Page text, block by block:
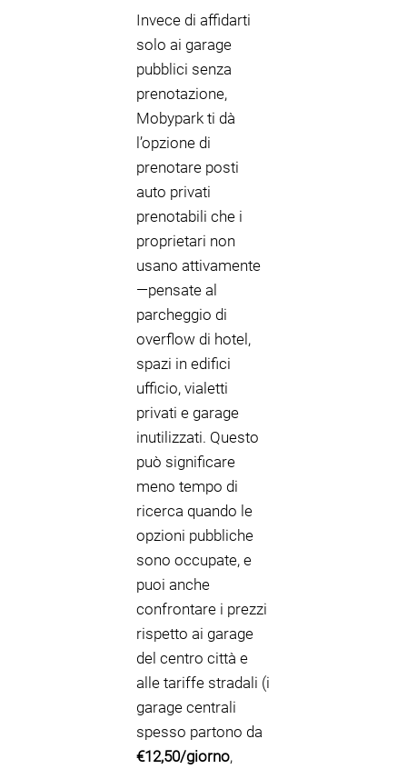
Invece di affidarti
solo ai garage
pubblici senza
prenotazione,
Mobypark ti dà
l’opzione di
prenotare posti
auto privati
prenotabili che i
proprietari non
usano attivamente
—pensate al
parcheggio di
overflow di hotel,
spazi in edifici
ufficio, vialetti
privati e garage
inutilizzati. Questo
può significare
meno tempo di
ricerca quando le
opzioni pubbliche
sono occupate, e
puoi anche
confrontare i prezzi
rispetto ai garage
del centro città e
alle tariffe stradali (i
garage centrali
spesso partono da
€12,50/giorno,